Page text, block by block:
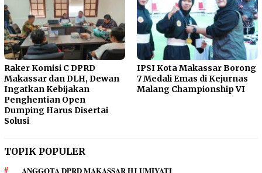
Raker Komisi C DPRD
Makassar dan DLH, Dewan
Ingatkan Kebijakan
Penghentian Open
Dumping Harus Disertai
Solusi
IPSI Kota Makassar Borong
7 Medali Emas di Kejurnas
Malang Championship VI
TOPIK POPULER
ANGGOTA DPRD MAKASSAR HJ UMIYATI